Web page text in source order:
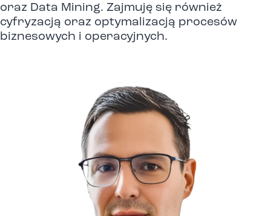
oraz Data Mining. Zajmuję się również
cyfryzacją oraz optymalizacją procesów
biznesowych i operacyjnych.